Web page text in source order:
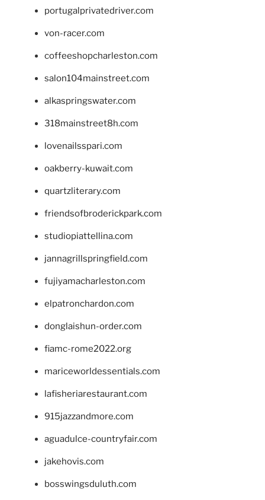
portugalprivatedriver.com
von-racer.com
coffeeshopcharleston.com
salon104mainstreet.com
alkaspringswater.com
318mainstreet8h.com
lovenailsspari.com
oakberry-kuwait.com
quartzliterary.com
friendsofbroderickpark.com
studiopiattellina.com
jannagrillspringfield.com
fujiyamacharleston.com
elpatronchardon.com
donglaishun-order.com
fiamc-rome2022.org
mariceworldessentials.com
lafisheriarestaurant.com
915jazzandmore.com
aguadulce-countryfair.com
jakehovis.com
bosswingsduluth.com